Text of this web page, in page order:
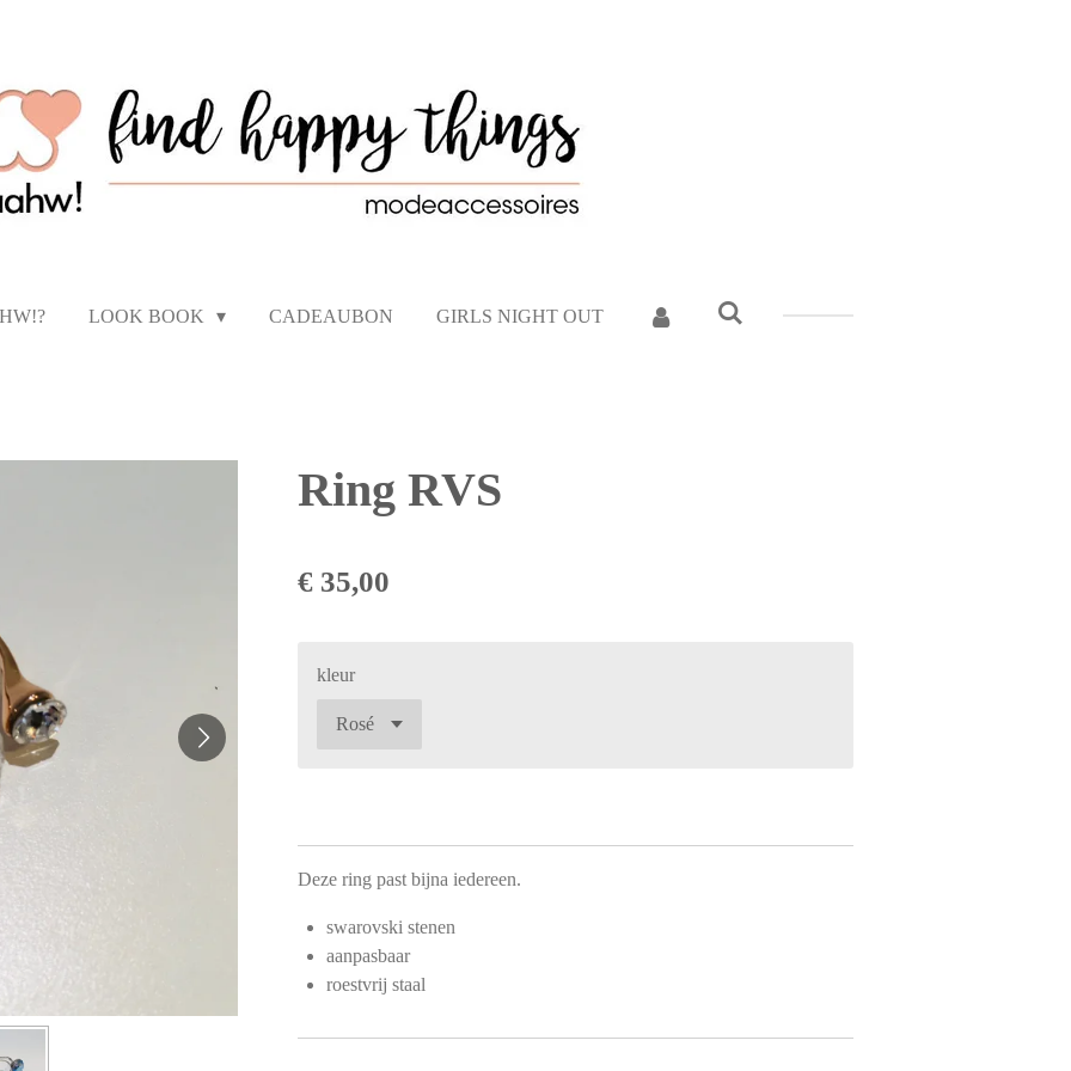
LOOK BOOK CADEAUBON GIRLS NIGHT OUT
Ring RVS
€ 35,00
kleur
Deze ring past bijna iedereen.
swarovski stenen
aanpasbaar
roestvrij staal